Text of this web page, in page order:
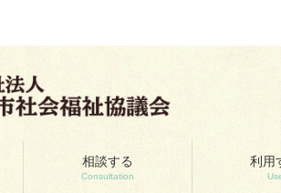
相談する
Consultation
利用